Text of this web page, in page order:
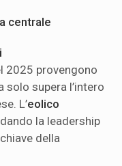
centrale
2025 provengono
solo supera l’intero
L’eolico
la leadership
della